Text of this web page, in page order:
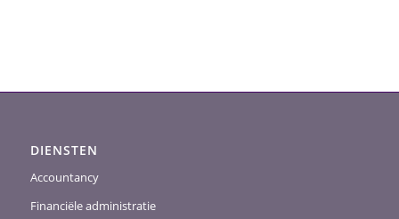
DIENSTEN
Accountancy
Financiële administratie